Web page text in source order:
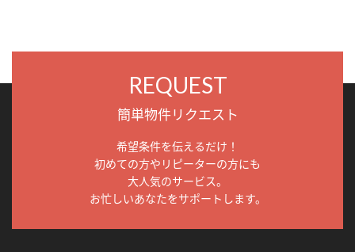
REQUEST
簡単物件リクエスト
希望条件を伝えるだけ！
初めての方やリピーターの方にも
大人気のサービス。
お忙しいあなたをサポートします。